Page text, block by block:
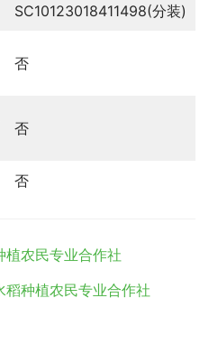
SC10123018411498(分装)
否
否
否
植农民专业合作社
种植农民专业合作社